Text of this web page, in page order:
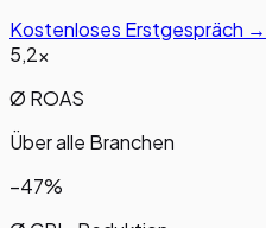
Kostenloses Erstgespräch →
5,2×
Ø ROAS
Über alle Branchen
−47%